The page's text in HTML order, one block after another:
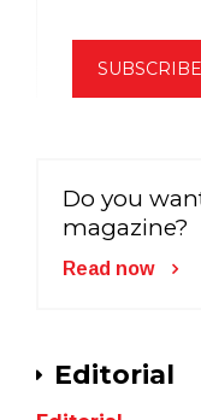
Do you
magazine?
Read now
Editorial